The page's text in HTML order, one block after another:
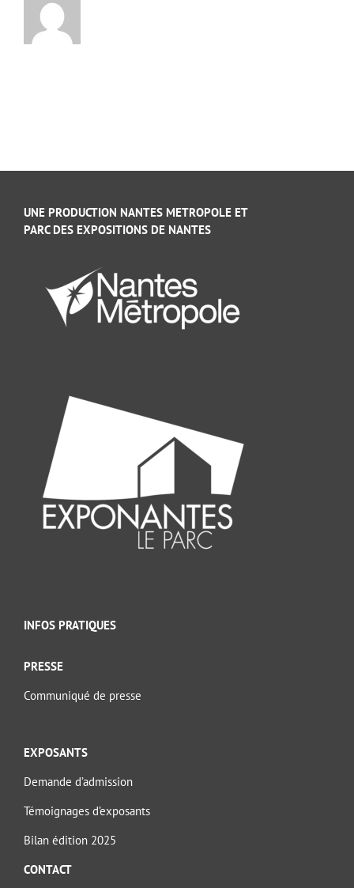
UNE PRODUCTION NANTES METROPOLE ET
PARC DES EXPOSITIONS DE NANTES
INFOS PRATIQUES
PRESSE
Communiqué de presse
EXPOSANTS
Demande d’admission
Témoignages d’exposants
Bilan édition 2025
CONTACT